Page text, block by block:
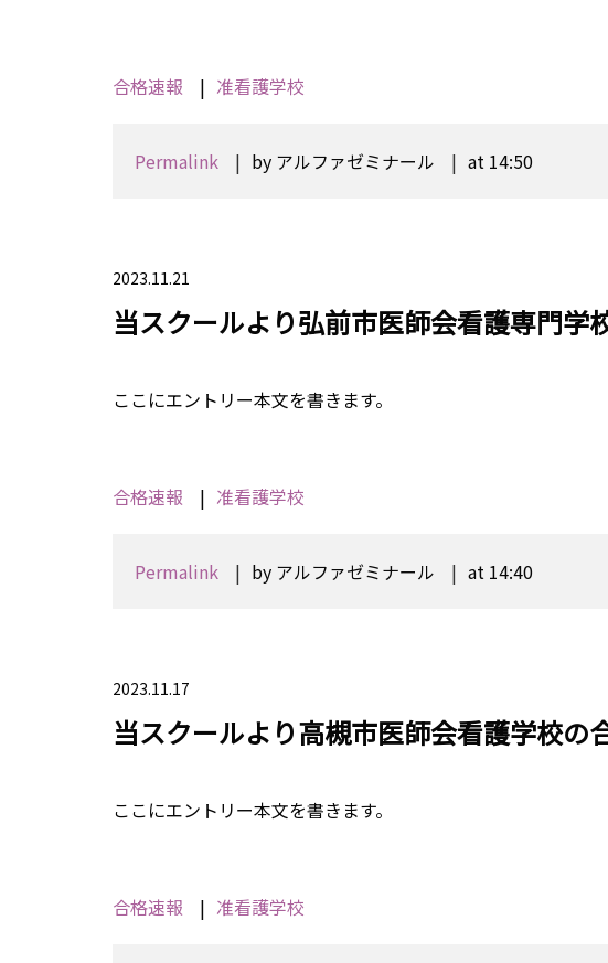
合格速報 准看護学校
Permalink by アルファゼミナール at 14:50
2023.11.21
当スクールより弘前市医師会看護専門学
ここにエントリー本文を書きます。
合格速報 准看護学校
Permalink by アルファゼミナール at 14:40
2023.11.17
当スクールより高槻市医師会看護学校の
ここにエントリー本文を書きます。
合格速報 准看護学校